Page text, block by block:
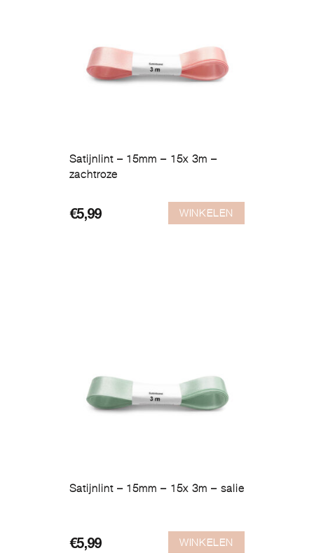
Satijnlint – 15mm – 15x 3m –
zachtroze
€5,99 WINKELEN
Satijnlint – 15mm – 15x 3m – salie
€5,99 WINKELEN